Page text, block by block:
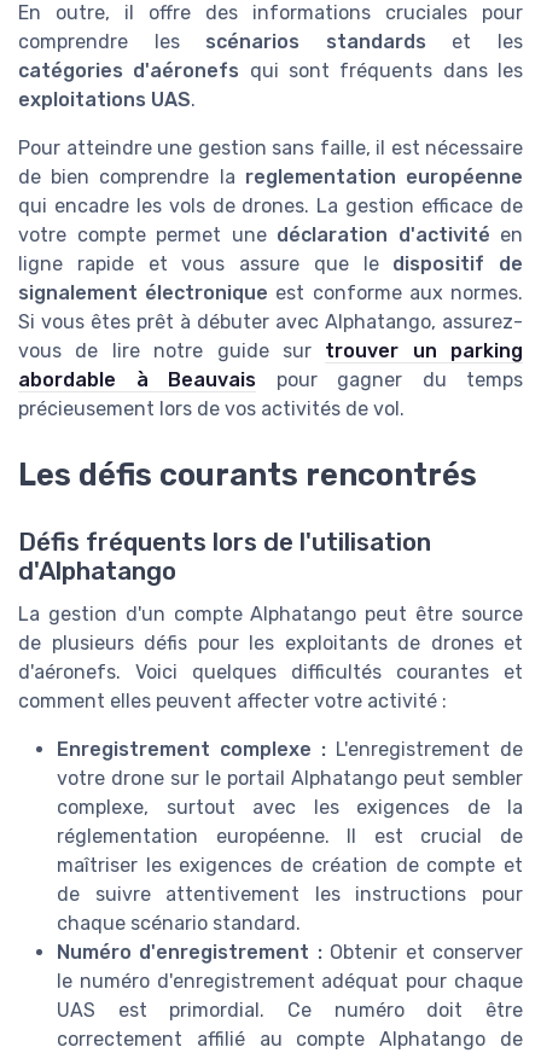
En outre, il offre des informations cruciales pour
comprendre les scénarios standards et les
catégories d'aéronefs qui sont fréquents dans les
exploitations UAS.
Pour atteindre une gestion sans faille, il est nécessaire
de bien comprendre la reglementation européenne
qui encadre les vols de drones. La gestion efficace de
votre compte permet une déclaration d'activité en
ligne rapide et vous assure que le dispositif de
signalement électronique est conforme aux normes.
Si vous êtes prêt à débuter avec Alphatango, assurez-
vous de lire notre guide sur trouver un parking
abordable à Beauvais pour gagner du temps
précieusement lors de vos activités de vol.
Les défis courants rencontrés
Défis fréquents lors de l'utilisation
d'Alphatango
La gestion d'un compte Alphatango peut être source
de plusieurs défis pour les exploitants de drones et
d'aéronefs. Voici quelques difficultés courantes et
comment elles peuvent affecter votre activité :
Enregistrement complexe : L'enregistrement de
votre drone sur le portail Alphatango peut sembler
complexe, surtout avec les exigences de la
réglementation européenne. Il est crucial de
maîtriser les exigences de création de compte et
de suivre attentivement les instructions pour
chaque scénario standard.
Numéro d'enregistrement : Obtenir et conserver
le numéro d'enregistrement adéquat pour chaque
UAS est primordial. Ce numéro doit être
correctement affilié au compte Alphatango de